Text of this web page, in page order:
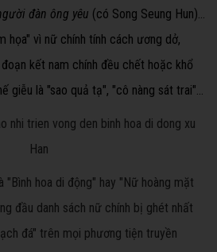
đàn ông yêu (có Song Seung Hun)…
họa" vì nữ chính tính cách ương dở,
kết nam chính đều chết hoặc khổ
giễu là "sao quả tạ", "cô nàng sát trai"...
"Bình hoa di động" hay "Nữ hoàng mặt
đầu danh sách nữ chính bị ghét nhất
đá" trên mọi phương tiện truyền